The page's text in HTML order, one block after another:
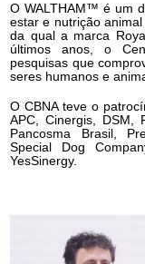
O WALTHAM™ é um
estar e nutrição
da qual a marca
últimos anos, o
pesquisas que
seres humanos e
O CBNA teve o
APC, Cinergis, DSM,
Pancosma Brasil,
Special Dog
YesSinergy.